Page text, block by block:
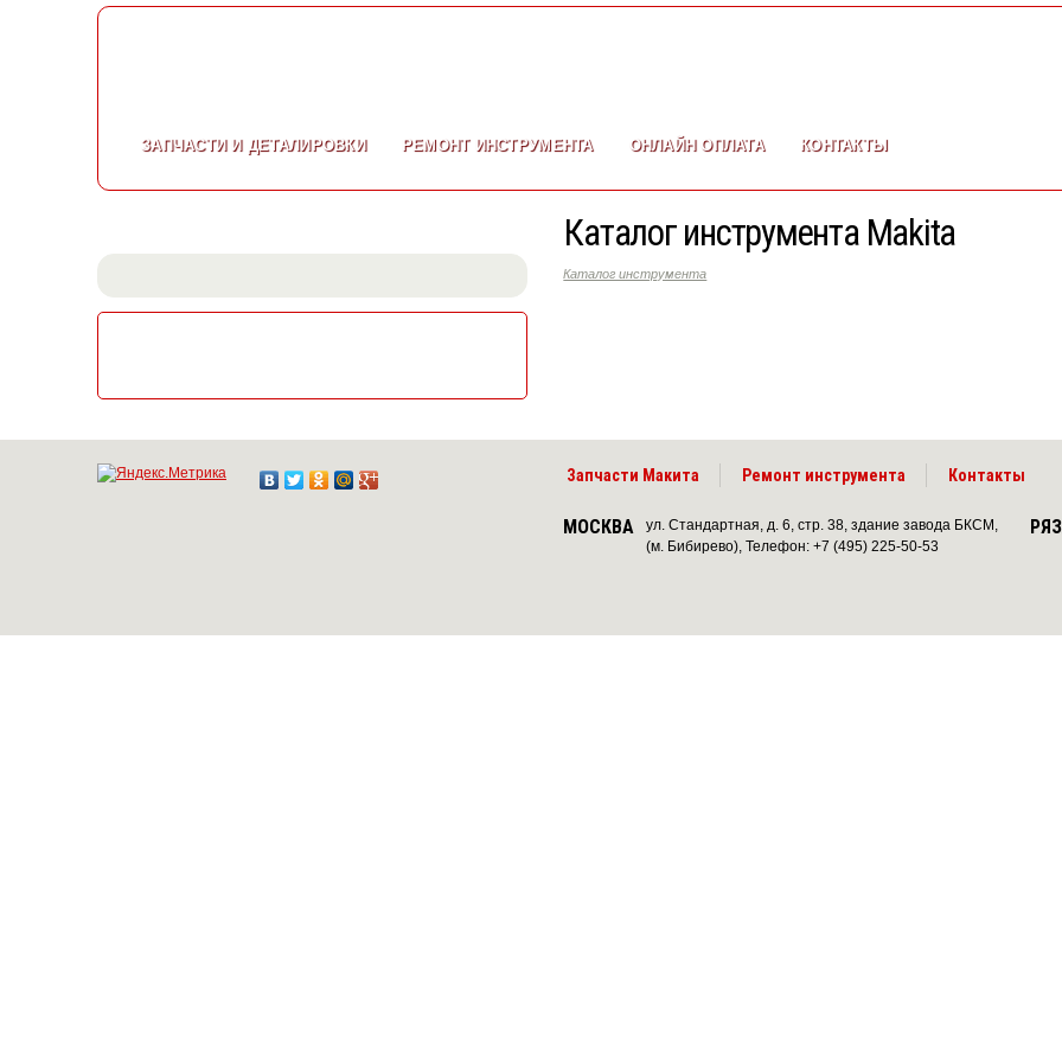
ЗАПЧАСТИИ ДЕТАЛИРОВКИ РЕМОНТИНСТРУМЕНТА ОНЛАЙН ОПЛАТА КОНТАКТЫ
Каталог инструмента Makita
Каталог инструмента
Запчасти Макита Ремонт инструмента Контакты
МОСКВА
ул. Стандартная, д. 6, стр. 38, здание завода БКСМ,
(м. Бибирево), Телефон: +7 (495) 225-50-53